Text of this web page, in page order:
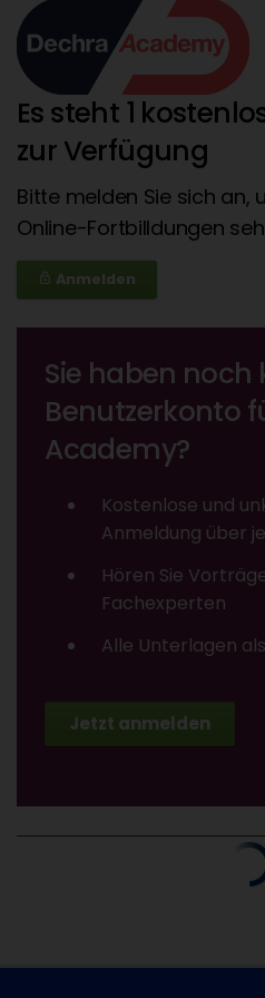
Es steht 1
zur Verfügung
Bitte melden Sie sich an,
Online-Fortbilldungen
lock_outline Anmelden
Sie haben noch
Benutzerkonto
Academy?
Kostenlose und
Anmeldung über
Hören Sie
Fachexperten
Alle Unterlagen
Jetzt anmelden